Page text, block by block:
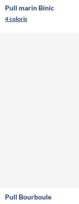
Pull marin Binic
4 coloris
Pull Bourboule